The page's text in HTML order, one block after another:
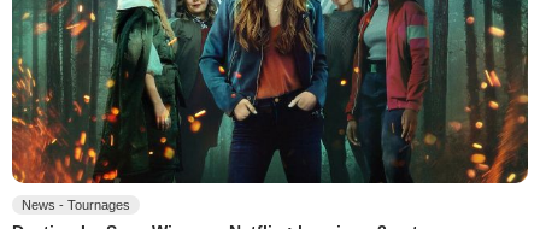
News - Tournages